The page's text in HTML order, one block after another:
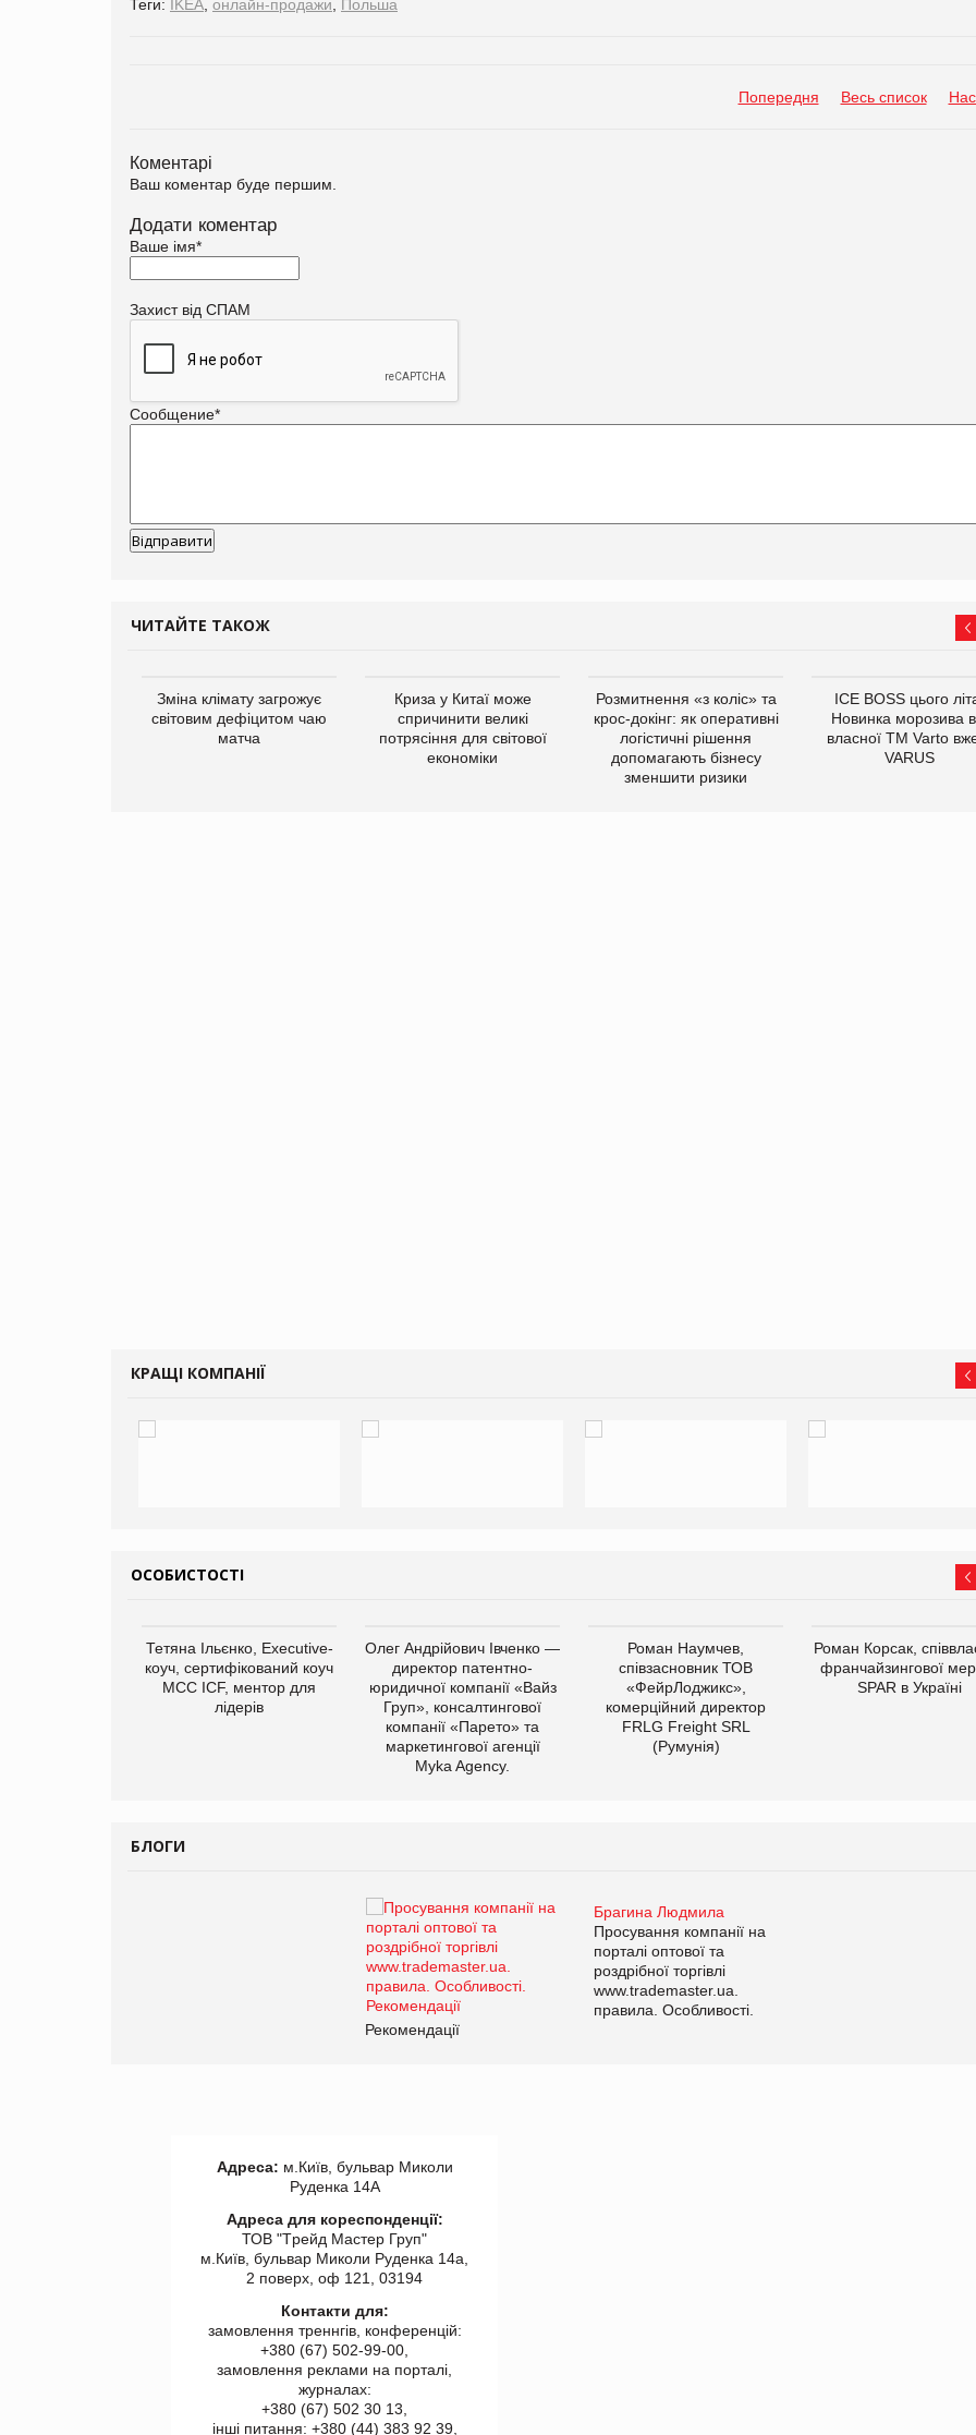
Теги: IKEA онлайн-продажи Польша
Попередня Весь список
Коментарі
Ваш коментар буде першим.
Додати коментар
Ваше імя*
Захист від СПАМ
Сообщение*
ЧИТАЙТЕ ТАКОЖ
Зміна клімату загрожує
світовим дефіцитом чаю
матча
Криза у Китаї може
спричинити великі
потрясіння для світової
економіки
Розмитнення «з коліс» та
крос-докінг: як оперативні
логістичні рішення
допомагають бізнесу
зменшити ризики
ICE BOSS цього
Новинка морозива
власної ТМ Varto
VARUS
КРАЩІ КОМПАНІЇ
ОСОБИСТОСТІ
Тетяна Ільєнко, Executive-
коуч, сертифікований коуч
МСС ICF, ментор для
лідерів
Олег Андрійович Івченко —
директор патентно-
юридичної компанії «Вайз
Груп», консалтингової
компанії «Парето» та
маркетингової агенції
Myka Agency.
Роман Наумчев,
співзасновник ТОВ
«ФейрЛоджикс»,
комерційний директор
FRLG Freight SRL
(Румунія)
Роман Корсак,
франчайзингової
SPAR в Україні
БЛОГИ
Брагина Людмила
Просування компанії на
порталі оптової та
роздрібної торгівлі
www.trademaster.ua.
правила. Особливості.
Рекомендації
Адреса: м.Київ, бульвар Миколи
Руденка 14А
Адреса для кореспонденції:
ТОВ "Tрейд Мастер Груп"
м.Київ, бульвар Миколи Руденка 14а,
2 поверх, оф 121, 03194
Контакти для:
замовлення треннгів, конференцій:
+380 (67) 502-99-00,
замовлення реклами на порталі,
журналах:
+380 (67) 502 30 13,
інші питання: +380 (44) 383 92 39,